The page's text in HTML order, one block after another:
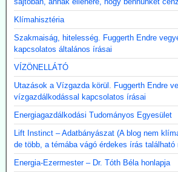
Klímahisztéria
Szakmaiság, hitelesség. Fuggerth Endre
kapcsolatos általános írásai
VÍZÖNELLÁTÓ
Utazások a Vízgazda körül. Fuggerth Endre
vízgazdálkodással kapcsolatos írásai
Energiagazdálkodási Tudományos Egyesület
Lift Instinct – Adatbányászat (A blog nem
de több, a témába vágó érdekes írás található
Energia-Ezermester – Dr. Tóth Béla honlapja